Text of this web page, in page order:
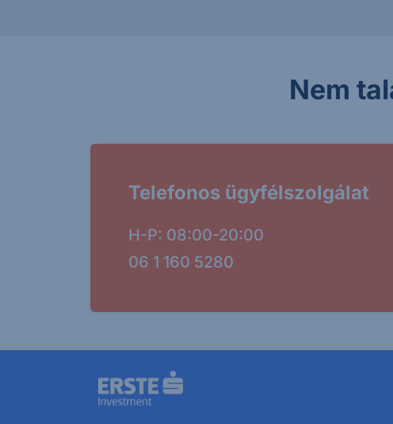
Nem
Telefonos ügyfélszolgálat
H-P: 08:00-20:00
06 1 160 5280